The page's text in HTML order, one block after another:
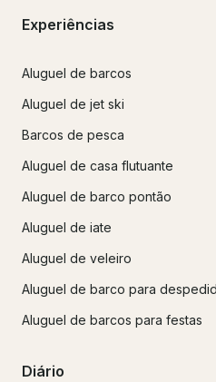
Experiências
Aluguel de barcos
Aluguel de jet ski
Barcos de pesca
Aluguel de casa flutuante
Aluguel de barco pontão
Aluguel de iate
Aluguel de veleiro
Aluguel de barco para
Aluguel de barcos para festas
Diário